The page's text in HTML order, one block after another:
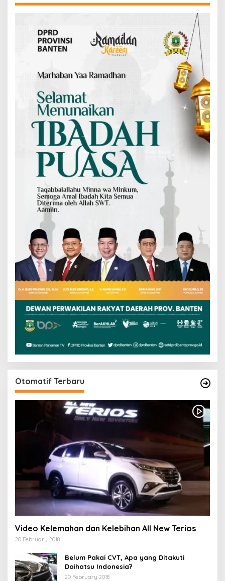
Otomatif Terbaru
Video Kelemahan dan Kelebihan All New Terios
20 February 2018
Belum Pakai CVT, Apa yang Ditakuti
Daihatsu Indonesia?
20 February 2018